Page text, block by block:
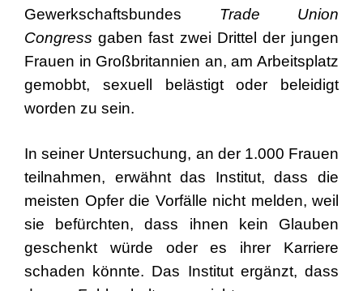
Gewerkschaftsbundes Trade Union
Congress gaben fast zwei Drittel der jungen
Frauen in Großbritannien an, am Arbeitsplatz
gemobbt, sexuell belästigt oder beleidigt
worden zu sein.
In seiner Untersuchung, an der 1.000 Frauen
teilnahmen, erwähnt das Institut, dass die
meisten Opfer die Vorfälle nicht melden, weil
sie befürchten, dass ihnen kein Glauben
geschenkt würde oder es ihrer Karriere
schaden könnte. Das Institut ergänzt, dass